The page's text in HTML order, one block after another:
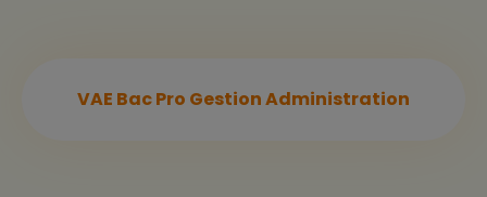
VAE Bac Pro Gestion Administration